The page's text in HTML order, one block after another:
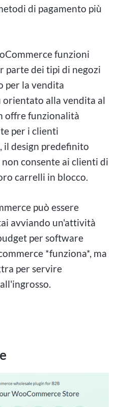
di pagamento più
funzioni
parte dei tipi di negozi
per la vendita
orientato alla vendita al
offre funzionalità
per i clienti
il design predefinito
consente ai clienti di
carrelli in blocco.
può essere
avviando un'attività
per software
*funziona*, ma
per servire